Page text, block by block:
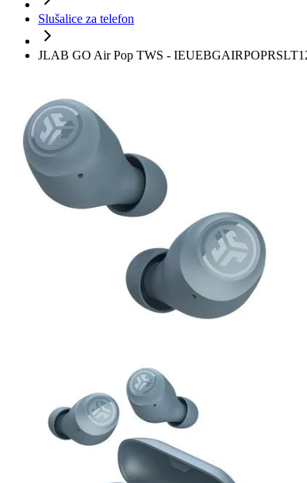
Slušalice za telefon
JLAB GO Air Pop TWS -